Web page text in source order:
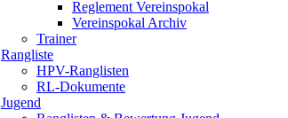
Reglement Vereinspokal
Vereinspokal Archiv
Trainer
Rangliste
HPV-Ranglisten
RL-Dokumente
Jugend